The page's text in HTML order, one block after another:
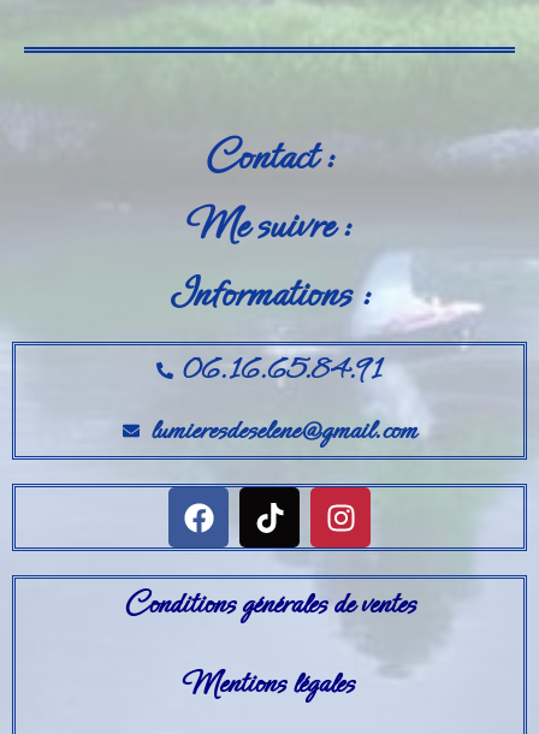
Contact :
Me suivre :
Informations :
06.16.65.84.91
lumieresdeselene@gmail.com
Conditions générales de ventes
Mentions légales